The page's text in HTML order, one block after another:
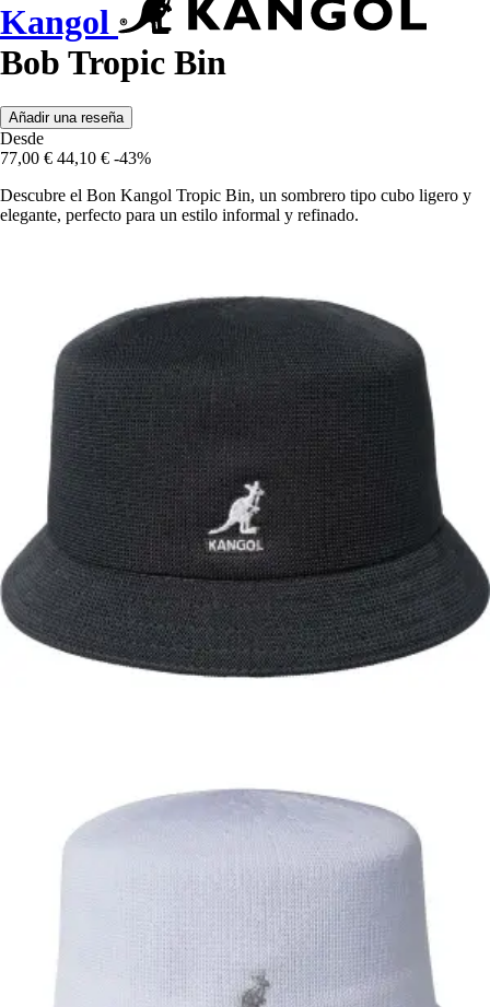
Kangol
Bob Tropic Bin
Añadir una reseña
Desde
77,00 € 44,10 € -43%
Descubre el Bon Kangol Tropic Bin, un sombrero tipo cubo ligero y
elegante, perfecto para un estilo informal y refinado.